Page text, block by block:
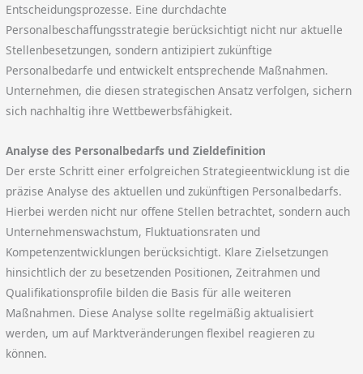
Entscheidungsprozesse. Eine durchdachte
Personalbeschaffungsstrategie berücksichtigt nicht nur aktuelle
Stellenbesetzungen, sondern antizipiert zukünftige
Personalbedarfe und entwickelt entsprechende Maßnahmen.
Unternehmen, die diesen strategischen Ansatz verfolgen, sichern
sich nachhaltig ihre Wettbewerbsfähigkeit.
Analyse des Personalbedarfs und Zieldefinition
Der erste Schritt einer erfolgreichen Strategieentwicklung ist die
präzise Analyse des aktuellen und zukünftigen Personalbedarfs.
Hierbei werden nicht nur offene Stellen betrachtet, sondern auch
Unternehmenswachstum, Fluktuationsraten und
Kompetenzentwicklungen berücksichtigt. Klare Zielsetzungen
hinsichtlich der zu besetzenden Positionen, Zeitrahmen und
Qualifikationsprofile bilden die Basis für alle weiteren
Maßnahmen. Diese Analyse sollte regelmäßig aktualisiert
werden, um auf Marktveränderungen flexibel reagieren zu
können.